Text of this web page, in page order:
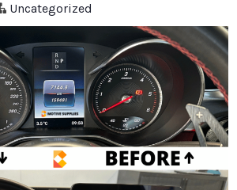
Uncategorized